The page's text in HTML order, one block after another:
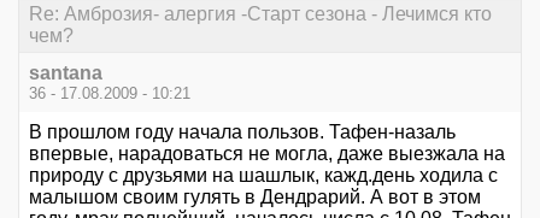
Re: Амброзия- алергия -Старт сезона - Лечимся кто
чем?
santana
36 - 17.08.2009 - 10:21
В прошлом году начала пользов. Тафен-назаль
впервые, нарадоваться не могла, даже выезжала на
природу с друзьями на шашлык, кажд.день ходила с
малышом своим гулять в Дендрарий. А вот в этом